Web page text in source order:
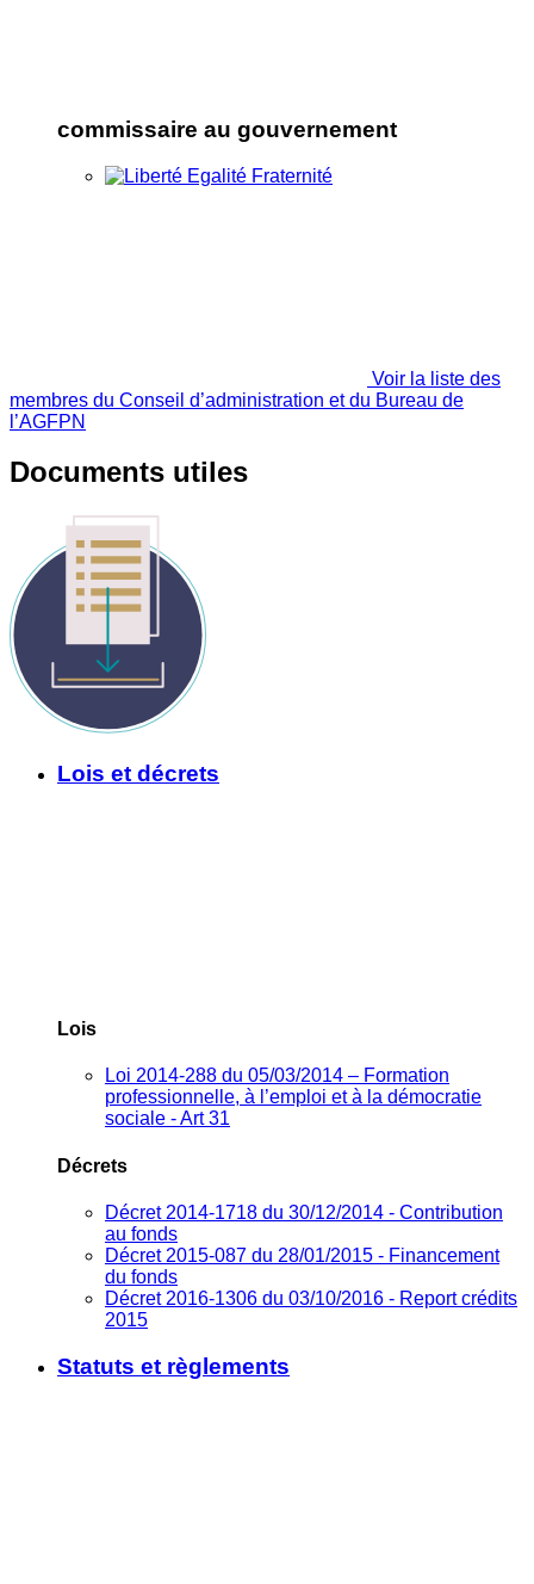
commissaire au gouvernement
Voir la liste des
membres du Conseil d’administration et du Bureau de
l’AGFPN
Documents utiles
Lois et décrets
Lois
Loi 2014-288 du 05/03/2014 – Formation
professionnelle, à l’emploi et à la démocratie
sociale - Art 31
Décrets
Décret 2014-1718 du 30/12/2014 - Contribution
au fonds
Décret 2015-087 du 28/01/2015 - Financement
du fonds
Décret 2016-1306 du 03/10/2016 - Report crédits
2015
Statuts et règlements